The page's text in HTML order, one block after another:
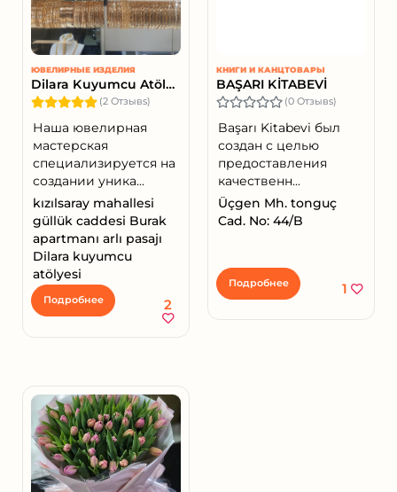
ЮВЕЛИРНЫЕ ИЗДЕЛИЯ
Dilara Kuyumcu Atölyesi
(2 Отзывs)
Наша ювелирная
мастерская
специализируется на
создании уника...
kızılsaray mahallesi
güllük caddesi Burak
apartmanı arlı pasajı
Dilara kuyumcu
atölyesi
Подробнее 2
КНИГИ И КАНЦТОВАРЫ
BAŞARI KİTABEVİ
(0 Отзывs)
Başarı Kitabevi был
создан с целью
предоставления
качественн...
Üçgen Mh. tonguç
Cad. No: 44/B
Подробнее 1